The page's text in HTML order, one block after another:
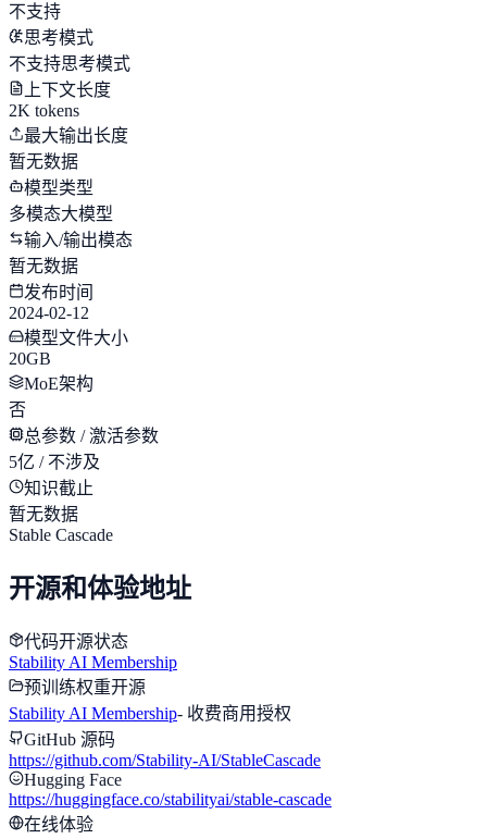
不支持
思考模式
不支持思考模式
上下文长度
2K tokens
最大输出长度
暂无数据
模型类型
多模态大模型
输入/输出模态
暂无数据
发布时间
2024-02-12
模型文件大小
20GB
MoE架构
否
总参数 / 激活参数
5亿 / 不涉及
知识截止
暂无数据
Stable Cascade
开源和体验地址
代码开源状态
Stability AI Membership
预训练权重开源
Stability AI Membership- 收费商用授权
GitHub 源码
https://github.com/Stability-AI/StableCascade
Hugging Face
https://huggingface.co/stabilityai/stable-cascade
在线体验